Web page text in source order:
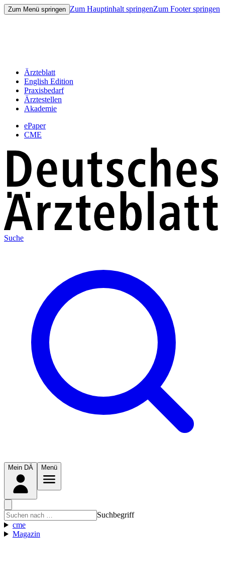
Zum Menü springen Zum Hauptinhalt springenZum Footer springen
Ärzteblatt
English Edition
Praxisbedarf
Ärztestellen
Akademie
ePaper
CME
Suche
Mein DÄ Menü
Suchbegriff
cme
Magazin